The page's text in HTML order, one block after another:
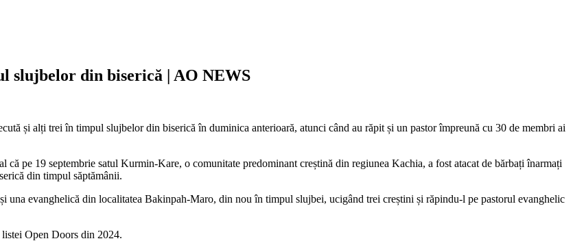
slujbelor din biserică | AO NEWS
și alți trei în timpul slujbelor din biserică în duminica anterioară, atunci când au răpit și un pastor împreună cu 30 de membri ai
pe 19 septembrie satul Kurmin-Kare, o comunitate predominant creștină din regiunea Kachia, a fost atacat de bărbați înarmați
din timpul săptămânii.
una evanghelică din localitatea Bakinpah-Maro, din nou în timpul slujbei, ucigând trei creștini și răpindu-l pe pastorul evanghelic
Open Doors din 2024.